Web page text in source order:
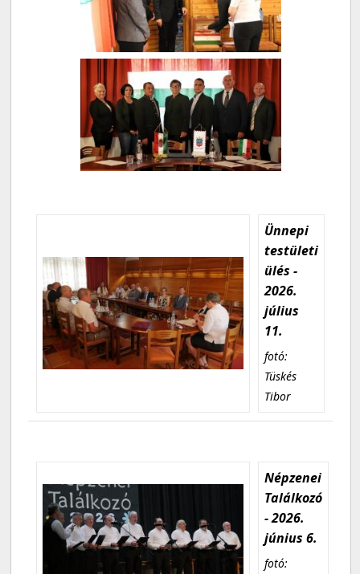
Ünnepi
testületi
ülés -
2026.
július
11.
fotó:
Tüskés
Tibor
Népzenei
Találkozó
- 2026.
június 6.
fotó: